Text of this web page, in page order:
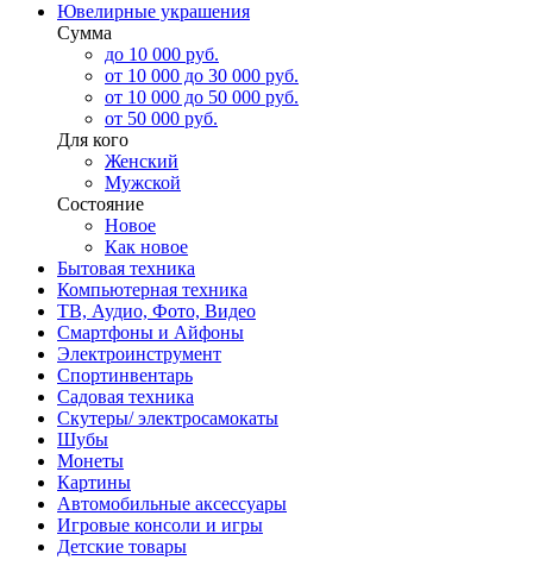
Ювелирные украшения
Сумма
до 10 000 руб.
от 10 000 до 30 000 руб.
от 10 000 до 50 000 руб.
от 50 000 руб.
Для кого
Женский
Мужской
Состояние
Новое
Как новое
Бытовая техника
Компьютерная техника
ТВ, Аудио, Фото, Видео
Смартфоны и Айфоны
Электроинструмент
Спортинвентарь
Садовая техника
Скутеры/ электросамокаты
Шубы
Монеты
Картины
Автомобильные аксессуары
Игровые консоли и игры
Детские товары